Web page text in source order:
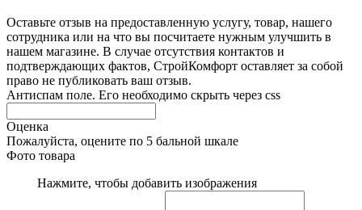
Оставьте отзыв на предоставленную услугу, товар, нашего
сотрудника или на что вы посчитаете нужным улучшить в
нашем магазине. В случае отсутствия контактов и
подтверждающих фактов, СтройКомфорт оставляет за собой
право не публиковать ваш отзыв.
Антиспам поле. Его необходимо скрыть через css
Оценка
Пожалуйста, оцените по 5 бальной шкале
Фото товара
Нажмите, чтобы добавить изображения